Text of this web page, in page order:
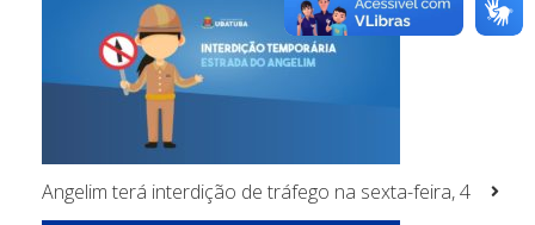
Angelim terá interdição de tráfego na sexta-feira, 4